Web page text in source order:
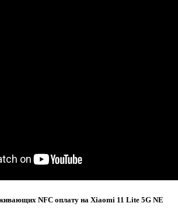
NFC оплату на Xiaomi 11 Lite 5G NE